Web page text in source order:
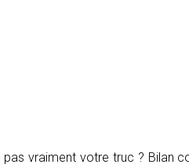
pas vraiment votre truc ? Bilan